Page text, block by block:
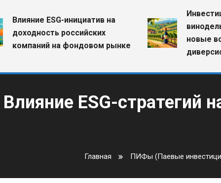
ESG-инициатив на
российских
на фондовом рынке
Инвестиции
новые
Влияние ESG-стратегий
Главная ПИФы (Паевые